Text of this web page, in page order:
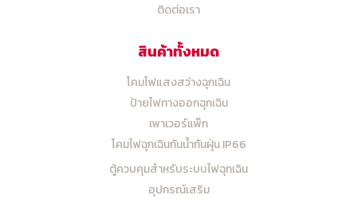
ติดต่อเรา
สินค้าทั้งหมด
โคมไฟแสงสว่างฉุกเฉิน
ป้ายไฟทางออกฉุกเฉิน
เพาเวอร์แพ็ก
โคมไฟฉุกเฉินกันน้ำกันฝุ่น IP66
ตู้ควบคุมสำหรับระบบไฟฉุกเฉิน
อุปกรณ์เสริม